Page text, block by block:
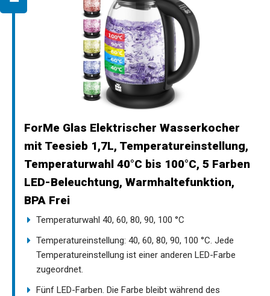
ForMe Glas Elektrischer Wasserkocher
mit Teesieb 1,7L, Temperatureinstellung,
Temperaturwahl 40°C bis 100°C, 5 Farben
LED-Beleuchtung, Warmhaltefunktion,
BPA Frei
Temperaturwahl 40, 60, 80, 90, 100 °C
Temperatureinstellung: 40, 60, 80, 90, 100 °C. Jede
Temperatureinstellung ist einer anderen LED-Farbe
zugeordnet.
Fünf LED-Farben. Die Farbe bleibt während des